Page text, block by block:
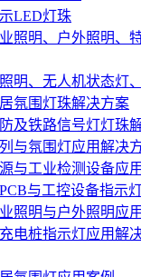
LED灯珠
照明、户外照明、
明、无人机状态灯
氛围灯珠解决方案
及铁路信号灯灯珠
与氛围灯应用解决
与工业检测设备应
与工控设备指示
照明与户外照明应
电桩指示灯应用解